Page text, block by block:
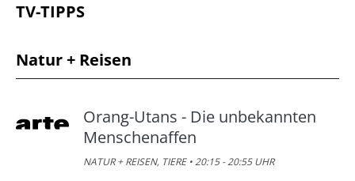
TV-TIPPS
Natur + Reisen
Orang-Utans - Die unbekannten
Menschenaffen
NATUR + REISEN, TIERE • 20:15 - 20:55 UHR